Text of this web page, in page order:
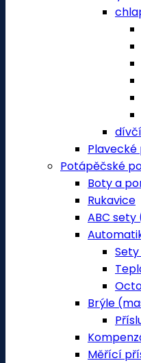
dívčí
Potápěčské
Boty a
Rukavice
ABC
Brýle
Měřící